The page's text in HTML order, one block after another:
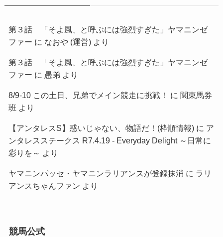
第３話 「そよ風、と呼ぶには強烈すぎた」ヤマニンゼ
ファー に なおや (運営)より
第３話 「そよ風、と呼ぶには強烈すぎた」ヤマニンゼ
ファー に 愚弟 より
8/9-10 この土日、兄弟でメイン競走に挑戦！ に 関東馬券
班 より
【アンタレスS】惑いじゃない、物語だ！(枠順情報)に ア
ンタレスステークス R7.4.19 - Everyday Delight ～日常に
彩りを～ より
ヤマニンパッセ・ヤマニンラリアンスが登録抹消 に ラリ
アンスちゃんファン より
競馬公式